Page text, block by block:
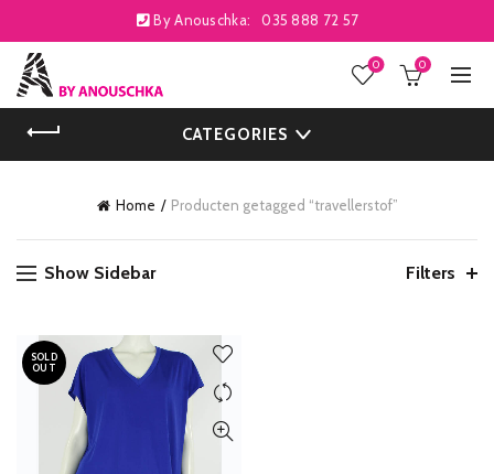
By Anouschka: 035 888 72 57
0 0
CATEGORIES
Home Producten getagged “travellerstof”
Show Sidebar Filters
SOLD
OUT